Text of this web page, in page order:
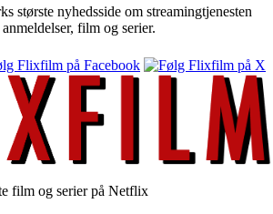
største nyhedsside om streamingtjenesten
film og serier.
film og serier på Netflix